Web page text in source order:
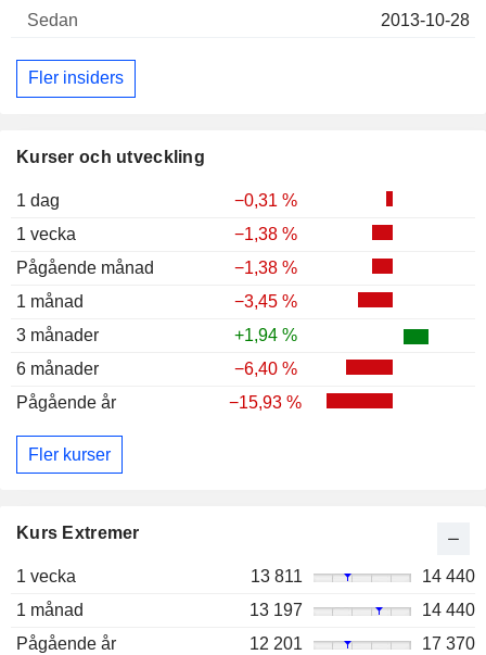
Kurser och utveckling
1 dag
−0,31 %
1 vecka
−1,38 %
Pågående månad
−1,38 %
1 månad
−3,45 %
3 månader
+1,94 %
6 månader
−6,40 %
Pågående år
−15,93 %
Fler kurser
Kurs Extremer
1 vecka 13 811
14 440
1 månad
13 197
14 440
Pågående år
12 201
17 370
2013-10-28
Fler insiders